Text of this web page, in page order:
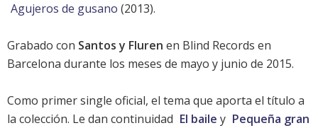
Agujeros de gusano (2013).
Grabado con Santos y Fluren en Blind Records en
Barcelona durante los meses de mayo y junio de 2015.
Como primer single oficial, el tema que aporta el título a
la colección. Le dan continuidad El baile y Pequeña gran